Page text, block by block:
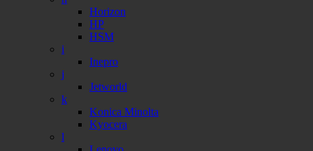
Horizon
HP
HSM
i
Inepro
j
Jetworld
k
Konica Minolta
Kyocera
l